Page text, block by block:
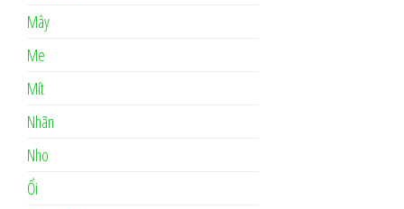
Mây
Me
Mít
Nhãn
Nho
Ổi